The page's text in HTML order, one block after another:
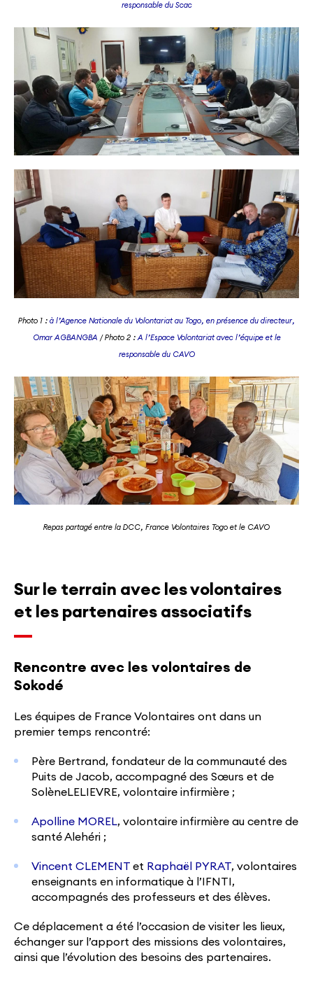
responsable du Scac
Photo 1 : à l’Agence Nationale du Volontariat au Togo, en présence du directeur,
Omar AGBANGBA / Photo 2 : A l’Espace Volontariat avec l’équipe et le
responsable du CAVO
Repas partagé entre la DCC, France Volontaires Togo et le CAVO
Sur le terrain avec les volontaires
et les partenaires associatifs
Rencontre avec les volontaires de
Sokodé
Les équipes de France Volontaires ont dans un
premier temps rencontré:
Père Bertrand, fondateur de la communauté des
Puits de Jacob, accompagné des Sœurs et de
SolèneLELIEVRE, volontaire infirmière ;
Apolline MOREL, volontaire infirmière au centre de
santé Alehéri ;
Vincent CLEMENT et Raphaël PYRAT, volontaires
enseignants en informatique à l’IFNTI,
accompagnés des professeurs et des élèves.
Ce déplacement a été l’occasion de visiter les lieux,
échanger sur l’apport des missions des volontaires,
ainsi que l’évolution des besoins des partenaires.